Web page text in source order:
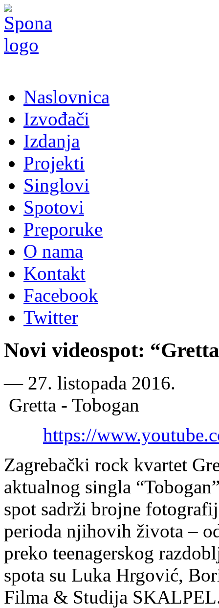
Naslovnica
Izvođači
Izdanja
Projekti
Singlovi
Spotovi
Preporuke
O nama
Kontakt
Facebook
Twitter
Novi videospot:
― 27. listopada 2016.
Gretta - Tobogan
https://
Zagrebački rock kvartet
aktualnog singla
spot sadrži brojne
perioda njihovih života –
preko teenagerskog
spota su Luka Hrgović,
Filma & Studija